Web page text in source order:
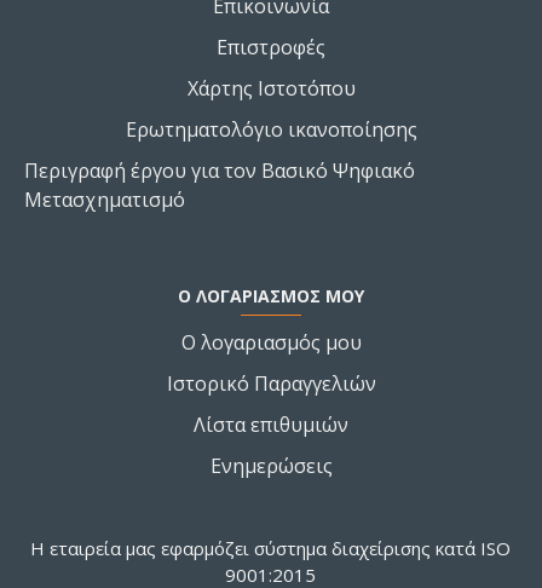
Επικοινωνία
Επιστροφές
Χάρτης Ιστοτόπου
Ερωτηματολόγιο ικανοποίησης
Περιγραφή έργου για τον Βασικό Ψηφιακό
Μετασχηματισμό
Ο ΛΟΓΑΡΙΑΣΜΌΣ ΜΟΥ
Ο λογαριασμός μου
Ιστορικό Παραγγελιών
Λίστα επιθυμιών
Ενημερώσεις
Η εταιρεία μας εφαρμόζει σύστημα διαχείρισης κατά ISO
9001:2015